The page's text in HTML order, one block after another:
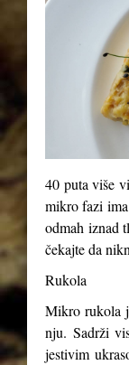
40 puta više
mikro fazi
odmah iznad
čekajte da
Rukola
Mikro rukola
nju. Sadrži
jestivim